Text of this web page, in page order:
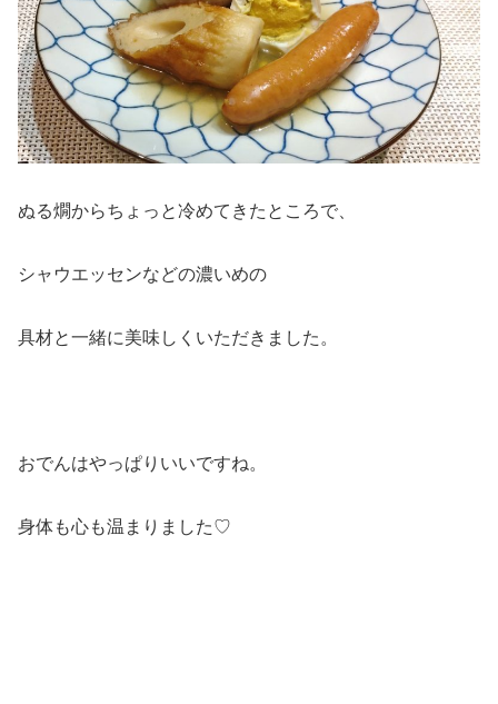
ぬる燗からちょっと冷めてきたところで、
シャウエッセンなどの濃いめの
具材と一緒に美味しくいただきました。
おでんはやっぱりいいですね。
身体も心も温まりました♡